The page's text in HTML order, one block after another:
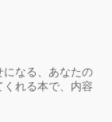
なる、あなたの
くれる本で、内容